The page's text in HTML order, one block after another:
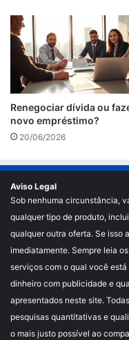
Renegociar dívida ou
novo empréstimo?
20/06/2026
Aviso Legal
Sob nenhuma circunstância,
qualquer tipo de produto,
qualquer outra oferta. Se isso
imediatamente. Sempre leia
serviços com o qual você
dinheiro com publicidade e
apresentados neste site.
pesquisas quantitativas e
o mais justo possível ao